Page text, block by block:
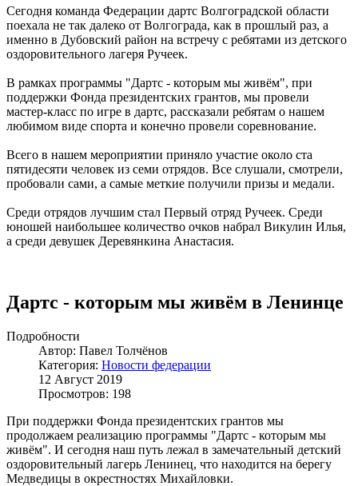
Сегодня команда Федерации дартс Волгоградской области
поехала не так далеко от Волгограда, как в прошлый раз, а
именно в Дубовский район на встречу с ребятами из детского
оздоровительного лагеря Ручеек.
В рамках программы "Дартс - которым мы живём", при
поддержки Фонда президентских грантов, мы провели
мастер-класс по игре в дартс, рассказали ребятам о нашем
любимом виде спорта и конечно провели соревнование.
Всего в нашем мероприятии приняло участие около ста
пятидесяти человек из семи отрядов. Все слушали, смотрели,
пробовали сами, а самые меткие получили призы и медали.
Среди отрядов лучшим стал Первый отряд Ручеек. Среди
юношей наибольшее количество очков набрал Викулин Илья,
а среди девушек Деревянкина Анастасия.
Дартс - которым мы живём в Ленинце
Подробности
Автор: Павел Толчёнов
Категория: Новости федерации
12 Август 2019
Просмотров: 198
При поддержки Фонда президентских грантов мы
продолжаем реализацию программы "Дартс - которым мы
живём". И сегодня наш путь лежал в замечательный детский
оздоровительный лагерь Ленинец, что находится на берегу
Медведицы в окрестностях Михайловки.